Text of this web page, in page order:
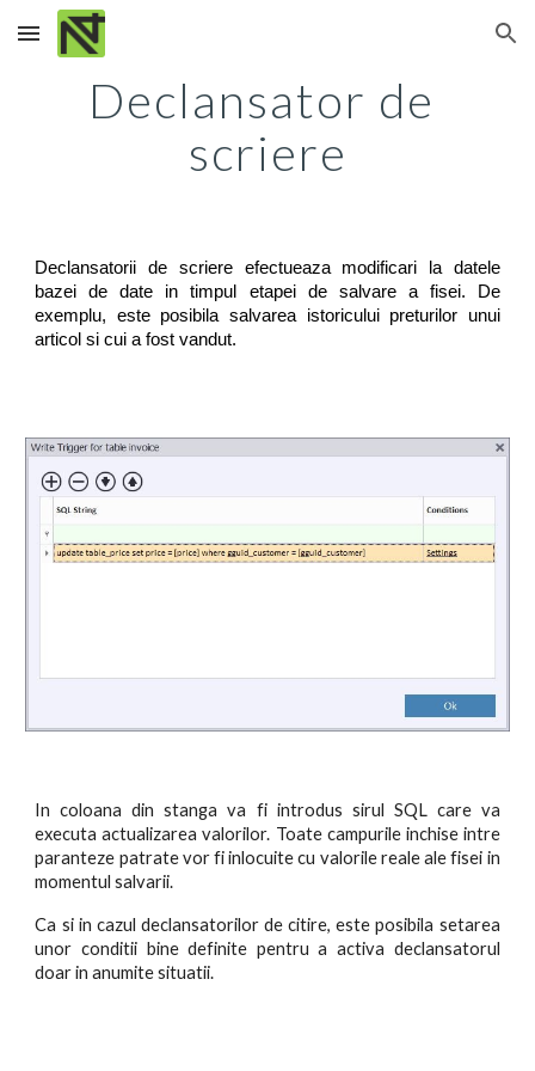
Skip to main content Skip to navigation
Declansator de
scriere
Declansatorii de scriere efectueaza modificari la datele
bazei de date in timpul etapei de salvare a fisei. De
exemplu, este posibila salvarea istoricului preturilor unui
articol si cui a fost vandut.
In coloana din stanga va fi introdus sirul SQL care va
executa actualizarea valorilor. Toate campurile inchise intre
paranteze patrate vor fi inlocuite cu valorile reale ale fisei in
momentul salvarii.
Ca si in cazul declansatorilor de citire, este posibila setarea
unor conditii bine definite pentru a activa declansatorul
doar in anumite situatii.